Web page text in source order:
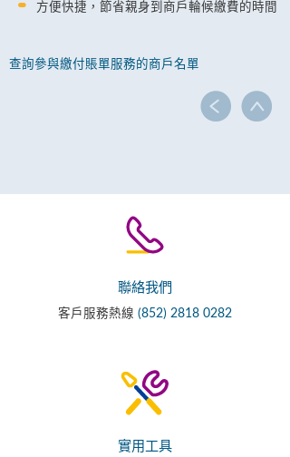
方便快捷，節省親身到商戶輪候繳費的時間
查詢參與繳付賬單服務的商戶名單
聯絡我們
客戶服務熱線 (852) 2818 0282
實用工具